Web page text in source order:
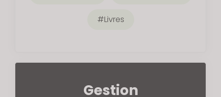
Livres
Gestion